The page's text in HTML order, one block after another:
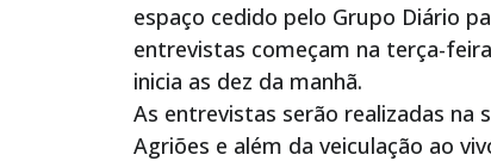
espaço cedido pelo Grupo Diário
entrevistas começam na terça-
inicia as dez da manhã.
As entrevistas serão realizadas na
Agriões e além da veiculação ao